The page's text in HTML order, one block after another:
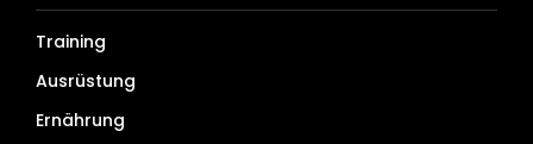
Training
Ausrüstung
Ernährung